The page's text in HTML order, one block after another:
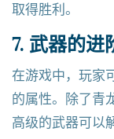
取得胜利。
7. 武器的进
在游戏中，玩家
的属性。除了青
高级的武器可以